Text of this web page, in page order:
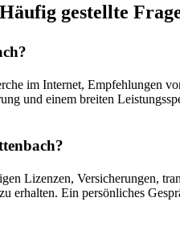
gestellte
im Internet, Empfehlungen
und einem breiten
Lizenzen, Versicherungen,
erhalten. Ein persönliches